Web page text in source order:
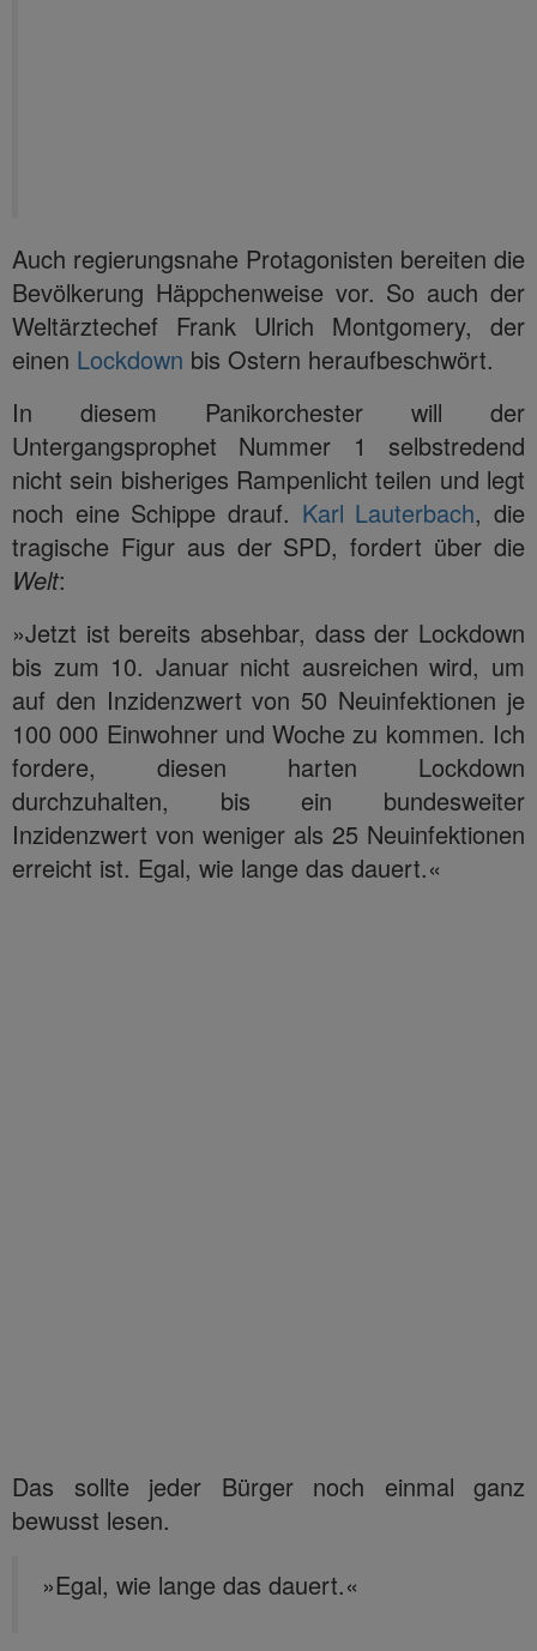
Auch regierungsnahe Protagonisten bereiten die
Bevölkerung Häppchenweise vor. So auch der
Weltärztechef Frank Ulrich Montgomery, der
einen Lockdown bis Ostern heraufbeschwört.
In diesem Panikorchester will der
Untergangsprophet Nummer 1 selbstredend
nicht sein bisheriges Rampenlicht teilen und legt
noch eine Schippe drauf. Karl Lauterbach, die
tragische Figur aus der SPD, fordert über die
Welt:
»Jetzt ist bereits absehbar, dass der Lockdown
bis zum 10. Januar nicht ausreichen wird, um
auf den Inzidenzwert von 50 Neuinfektionen je
100 000 Einwohner und Woche zu kommen. Ich
fordere, diesen harten Lockdown
durchzuhalten, bis ein bundesweiter
Inzidenzwert von weniger als 25 Neuinfektionen
erreicht ist. Egal, wie lange das dauert.«
Das sollte jeder Bürger noch einmal ganz
bewusst lesen.
»Egal, wie lange das dauert.«